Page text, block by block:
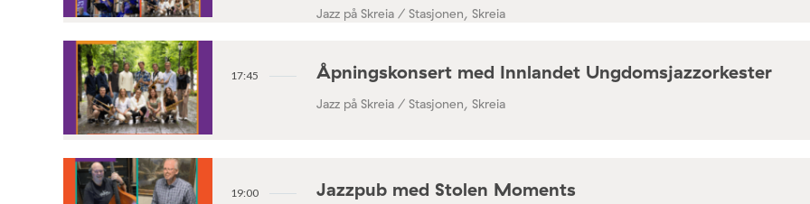
Jazz på Skreia / Stasjonen, Skreia
17:45 Åpningskonsert med Innlandet Ungdomsjazzorkester
Jazz på Skreia / Stasjonen, Skreia
19:00 Jazzpub med Stolen Moments